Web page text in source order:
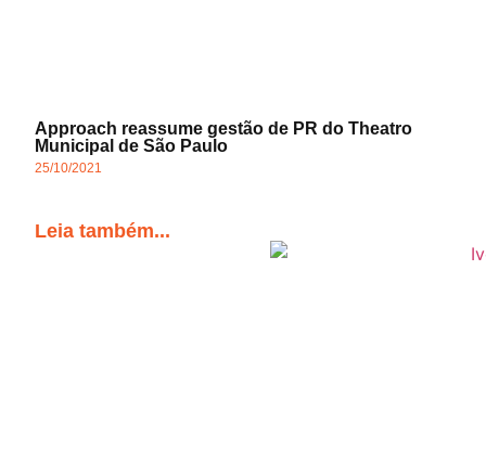
Approach reassume gestão de PR do Theatro
Municipal de São Paulo
25/10/2021
Leia também...